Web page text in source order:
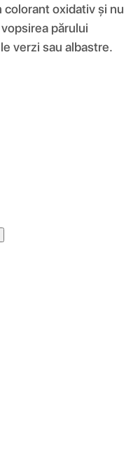
colorant oxidativ și nu
părului
verzi sau albastre.